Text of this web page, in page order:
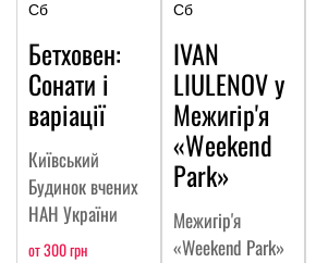
Сб
Бетховен:
Сонати і
варіації
Київський
Будинок вчених
НАН України
от 300 грн
Сб
IVAN
LIULENOV у
Межигір'я
«Weekend
Park»
Межигір'я
«Weekend Park»